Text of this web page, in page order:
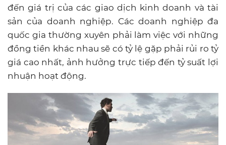
đến giá trị của các giao dịch kinh doanh và tài
sản của doanh nghiệp. Các doanh nghiệp đa
quốc gia thường xuyên phải làm việc với những
đồng tiền khác nhau sẽ có tỷ lệ gặp phải rủi ro tỷ
giá cao nhất, ảnh hưởng trực tiếp đến tỷ suất lợi
nhuận hoạt động.